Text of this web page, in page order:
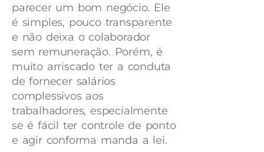
parecer um bom negócio. Ele
é simples, pouco transparente
e não deixa o colaborador
sem remuneração. Porém, é
muito arriscado ter a conduta
de fornecer salários
complessivos aos
trabalhadores, especialmente
se é fácil ter controle de ponto
e agir conforma manda a lei.